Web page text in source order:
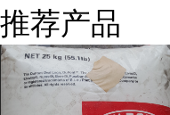
推荐产品